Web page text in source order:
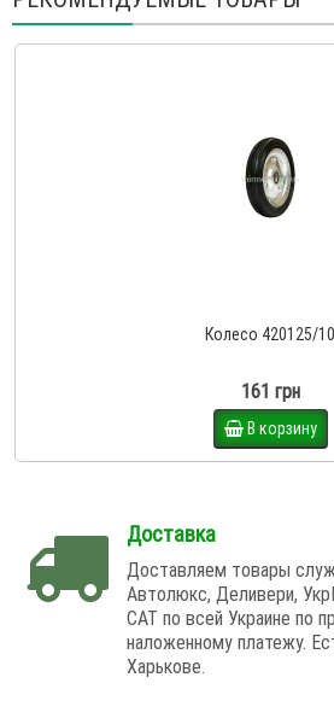
Колесо 420125/10
161 грн
В корзину
Доставка
Доставляем товары
Автолюкс, Деливери,
САТ по всей Украине по
наложенному платежу.
Харькове.